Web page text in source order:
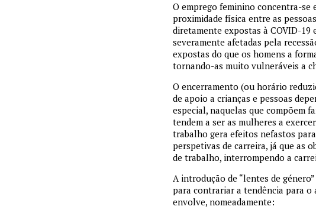
O emprego feminino concentra-se
proximidade física entre as
diretamente expostas à COVID-19
severamente afetadas pela
expostas do que os homens a
tornando-as muito vulneráveis a
O encerramento (ou horário
de apoio a crianças e pessoas
especial, naquelas que compõem
tendem a ser as mulheres a
trabalho gera efeitos nefastos
perspetivas de carreira, já que as
de trabalho, interrompendo a
A introdução de “lentes de
para contrariar a tendência para o
envolve, nomeadamente: